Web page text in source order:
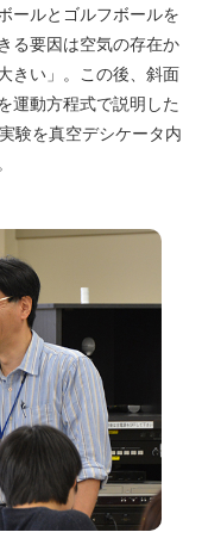
ールとゴルフボールを
る要因は空気の存在か
きい」。この後、斜面
運動方程式で説明した
験を真空デシケータ内